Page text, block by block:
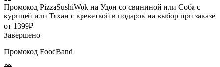
Промокод PizzaSushiWok на Удон со свининой или Соба с
курицей или Тяхан с креветкой в подарок на выбор при заказе
от 1399₽
Завершено
Промокод FoodBand